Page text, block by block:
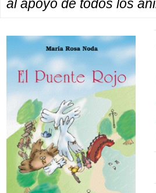
al apoyo de todos los